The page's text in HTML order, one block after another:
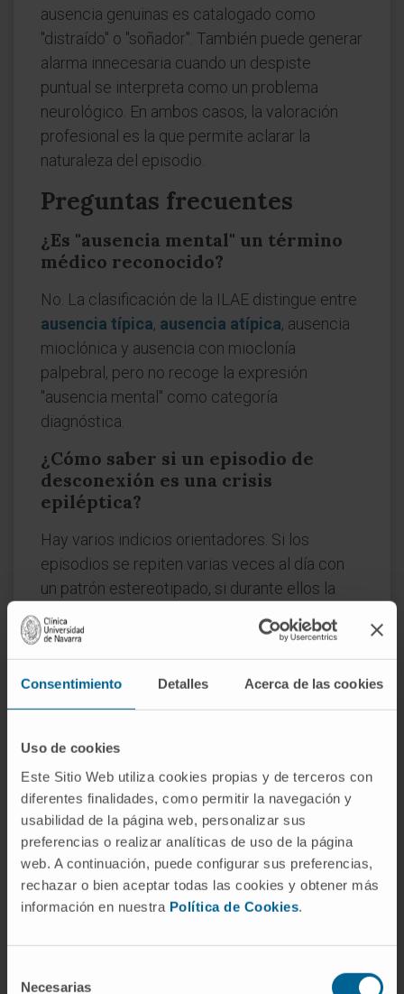
Consentimiento Detalles Acerca de las cookies
Uso de cookies
Este Sitio Web utiliza cookies propias y de terceros con
diferentes finalidades, como permitir la navegación y
usabilidad de la página web, personalizar sus
preferencias o realizar analíticas de uso de la página
web. A continuación, puede configurar sus preferencias,
rechazar o bien aceptar todas las cookies y obtener más
información en nuestra Política de Cookies.
Necesarias
ausencia genuinas es catalogado como
"distraído" o "soñador". También puede generar
alarma innecesaria cuando un despiste
puntual se interpreta como un problema
neurológico. En ambos casos, la valoración
profesional es la que permite aclarar la
naturaleza del episodio.
Preguntas frecuentes
¿Es "ausencia mental" un término
médico reconocido?
No. La clasificación de la ILAE distingue entre
ausencia típica, ausencia atípica, ausencia
mioclónica y ausencia con mioclonía
palpebral, pero no recoge la expresión
"ausencia mental" como categoría
diagnóstica.
¿Cómo saber si un episodio de
desconexión es una crisis
epiléptica?
Hay varios indicios orientadores. Si los
episodios se repiten varias veces al día con
un patrón estereotipado, si durante ellos la
persona no reacciona al ser llamada ni tocada,
y si al finalizar no recuerda lo sucedido y
retoma su actividad justo donde la dejó, la
sospecha de origen epiléptico es razonable y
justifica una consulta con neurología.
¿Los niños con déficit de atención
tienen "ausencias mentales"?
Coloquialmente se les atribuyen, pero el
mecanismo es distinto. En el déficit de
atención la dificultad reside en sostener la
concentración de forma voluntaria; la
conciencia no se interrumpe. En una crisis de
involuntaria e ininterrumpible durante unos